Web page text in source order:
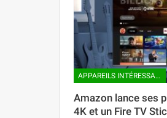
APPAREILS INTÉRESSANTS
Amazon lance ses
4K et un Fire TV